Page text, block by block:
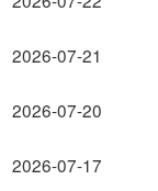
2026-07-21
2026-07-20
2026-07-17